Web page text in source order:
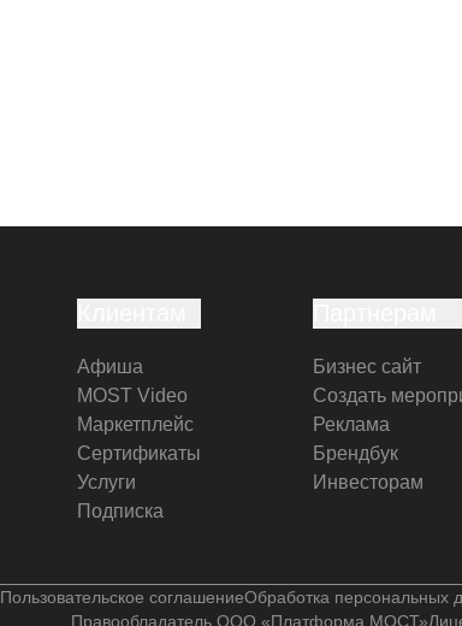
Афиша
MOST Video
Маркетплейс
Сертификаты
Услуги
Подписка
Бизнес сайт
Создать
Реклама
Брендбук
Инвесторам
Пользовательское соглашениеОбработка персональных
Правообладатель ООО «Платформа МОСТ»